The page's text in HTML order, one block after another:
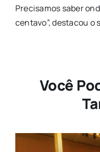
Precisamos saber
centavo”, destacou o
Você